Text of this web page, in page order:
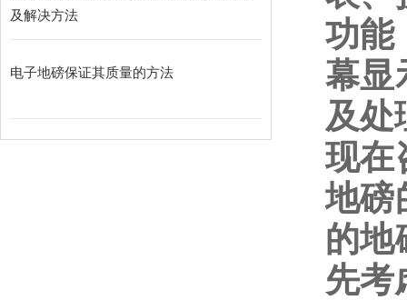
及解决方法
电子地磅保证其质量的方法
功能
幕显
及处
现在
地磅
的地
先考